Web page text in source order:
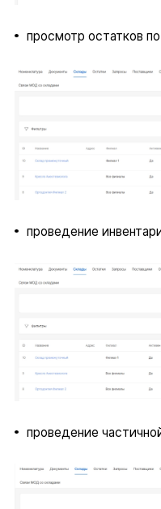
просмотр остатков
проведение
проведение